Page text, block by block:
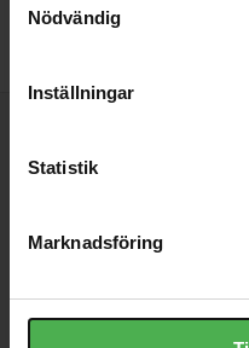
Nödvändig
Inställningar
Statistik
Marknadsföring
Öppettider & karta/Djkurs
Policy för cookies/